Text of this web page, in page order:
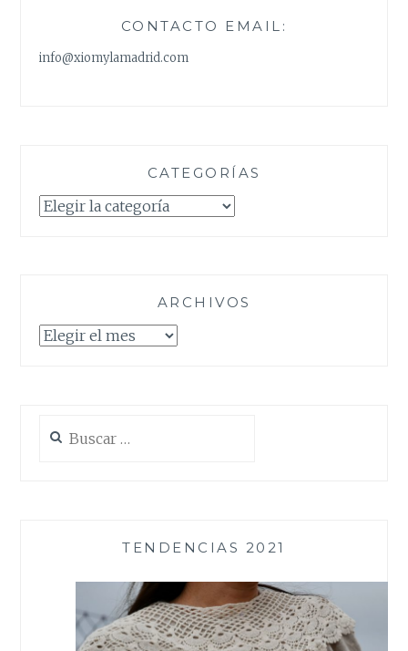
CONTACTO EMAIL:
info@xiomylamadrid.com
CATEGORÍAS
Categorías
ARCHIVOS
Archivos
TENDENCIAS 2021